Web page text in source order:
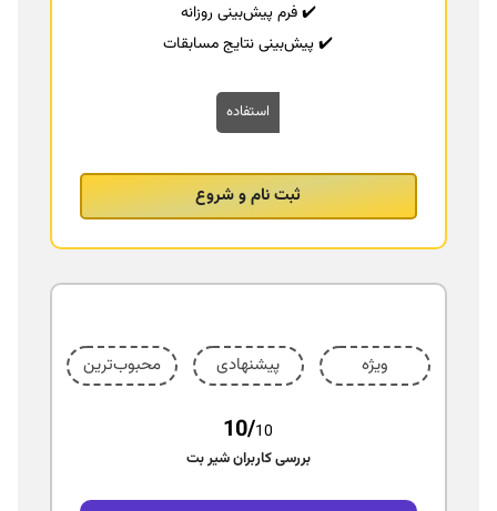
✔️ فرم پیش‌بینی روزانه
✔️ پیش‌بینی نتایج مسابقات
استفاده
ثبت نام و شروع
ویژه پیشنهادی محبوب‌ترین
10/10
بررسی کاربران شیر بت